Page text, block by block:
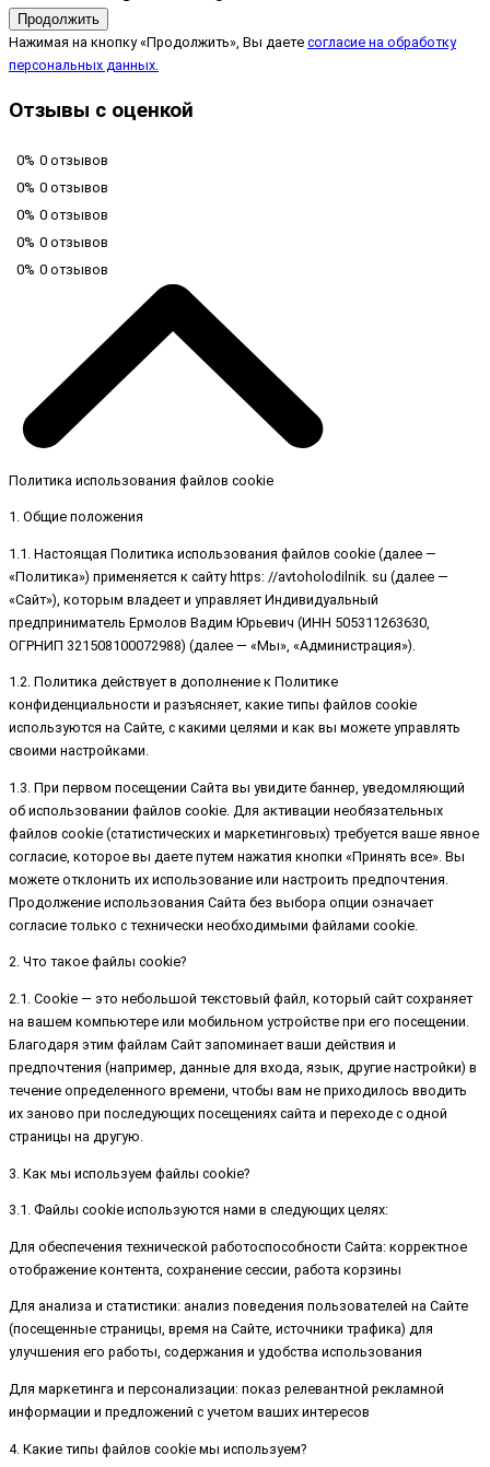
Продолжить
Нажимая на кнопку «Продолжить», Вы даете согласие на обработку
персональных данных.
Отзывы с оценкой
0% 0 отзывов
0% 0 отзывов
0% 0 отзывов
0% 0 отзывов
0% 0 отзывов
Политика использования файлов cookie
1. Общие положения
1.1. Настоящая Политика использования файлов cookie (далее —
«Политика») применяется к сайту https: //avtoholodilnik. su (далее —
«Сайт»), которым владеет и управляет Индивидуальный
предприниматель Ермолов Вадим Юрьевич (ИНН 505311263630,
ОГРНИП 321508100072988) (далее — «Мы», «Администрация»).
1.2. Политика действует в дополнение к Политике
конфиденциальности и разъясняет, какие типы файлов cookie
используются на Сайте, с какими целями и как вы можете управлять
своими настройками.
1.3. При первом посещении Сайта вы увидите баннер, уведомляющий
об использовании файлов cookie. Для активации необязательных
файлов cookie (статистических и маркетинговых) требуется ваше явное
согласие, которое вы даете путем нажатия кнопки «Принять все». Вы
можете отклонить их использование или настроить предпочтения.
Продолжение использования Сайта без выбора опции означает
согласие только с технически необходимыми файлами cookie.
2. Что такое файлы cookie?
2.1. Cookie — это небольшой текстовый файл, который сайт сохраняет
на вашем компьютере или мобильном устройстве при его посещении.
Благодаря этим файлам Сайт запоминает ваши действия и
предпочтения (например, данные для входа, язык, другие настройки) в
течение определенного времени, чтобы вам не приходилось вводить
их заново при последующих посещениях сайта и переходе с одной
страницы на другую.
3. Как мы используем файлы cookie?
3.1. Файлы cookie используются нами в следующих целях:
Для обеспечения технической работоспособности Сайта: корректное
отображение контента, сохранение сессии, работа корзины
Для анализа и статистики: анализ поведения пользователей на Сайте
(посещенные страницы, время на Сайте, источники трафика) для
улучшения его работы, содержания и удобства использования
Для маркетинга и персонализации: показ релевантной рекламной
информации и предложений с учетом ваших интересов
4. Какие типы файлов cookie мы используем?